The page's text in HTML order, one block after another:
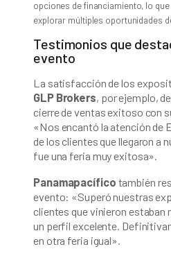
opciones de financiamiento, lo
explorar múltiples oportunidades
Testimonios que
evento
La satisfacción de los
GLP Brokers, por ejemplo,
cierre de ventas exitoso con
«Nos encantó la atención de
de los clientes que llegaron a
fue una feria muy exitosa».
Panamapacífico también
evento: «Superó nuestras
clientes que vinieron estaban
un perfil excelente.
en otra feria igual».